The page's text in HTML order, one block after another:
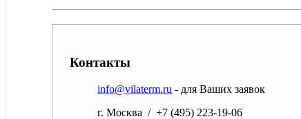
Контакты
info@vilaterm.ru - для Ваших заявок
г. Москва / +7 (495) 223-19-06